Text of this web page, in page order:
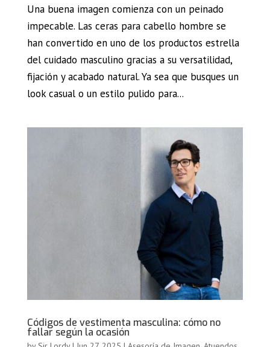
Una buena imagen comienza con un peinado
impecable. Las ceras para cabello hombre se
han convertido en uno de los productos estrella
del cuidado masculino gracias a su versatilidad,
fijación y acabado natural. Ya sea que busques un
look casual o un estilo pulido para...
Códigos de vestimenta masculina: cómo no
fallar según la ocasión